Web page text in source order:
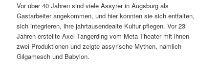
Vor über 40 Jahren sind viele Assyrer in Augsburg als
Gastarbeiter angekommen, und hier konnten sie sich entfalten,
sich integrieren, ihre jahrtausendealte Kultur pflegen. Vor 23
Jahren erstellte Axel Tangerding vom Meta Theater mit ihnen
zwei Produktionen und zeigte assyrische Mythen, nämlich
Gilgamesch und Babylon.